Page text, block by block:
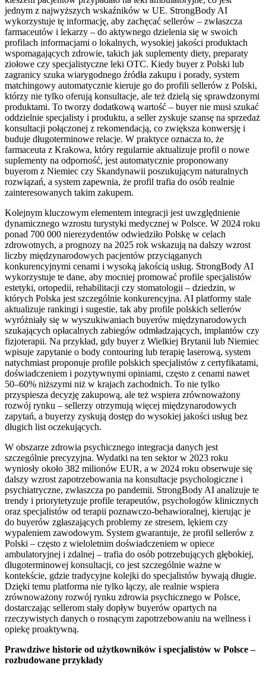
jednym z najwyższych wskaźników w UE. StrongBody AI
wykorzystuje tę informację, aby zachęcać sellerów – zwłaszcza
farmaceutów i lekarzy – do aktywnego dzielenia się w swoich
profilach informacjami o lokalnych, wysokiej jakości produktach
wspomagających zdrowie, takich jak suplementy diety, preparaty
ziołowe czy specjalistyczne leki OTC. Kiedy buyer z Polski lub
zagranicy szuka wiarygodnego źródła zakupu i porady, system
matchingowy automatycznie kieruje go do profili sellerów z Polski,
którzy nie tylko oferują konsultacje, ale też dzielą się sprawdzonymi
produktami. To tworzy dodatkową wartość – buyer nie musi szukać
oddzielnie specjalisty i produktu, a seller zyskuje szansę na sprzedaż
konsultacji połączonej z rekomendacją, co zwiększa konwersję i
buduje długoterminowe relacje. W praktyce oznacza to, że
farmaceuta z Krakowa, który regularnie aktualizuje profil o nowe
suplementy na odporność, jest automatycznie proponowany
buyerom z Niemiec czy Skandynawii poszukującym naturalnych
rozwiązań, a system zapewnia, że profil trafia do osób realnie
zainteresowanych takim zakupem.
Kolejnym kluczowym elementem integracji jest uwzględnienie
dynamicznego wzrostu turystyki medycznej w Polsce. W 2024 roku
ponad 700 000 nierezydentów odwiedziło Polskę w celach
zdrowotnych, a prognozy na 2025 rok wskazują na dalszy wzrost
liczby międzynarodowych pacjentów przyciąganych
konkurencyjnymi cenami i wysoką jakością usług. StrongBody AI
wykorzystuje te dane, aby mocniej promować profile specjalistów
estetyki, ortopedii, rehabilitacji czy stomatologii – dziedzin, w
których Polska jest szczególnie konkurencyjna. AI platformy stale
aktualizuje rankingi i sugestie, tak aby profile polskich sellerów
wyróżniały się w wyszukiwaniach buyerów międzynarodowych
szukających opłacalnych zabiegów odmładzających, implantów czy
fizjoterapii. Na przykład, gdy buyer z Wielkiej Brytanii lub Niemiec
wpisuje zapytanie o body contouring lub terapię laserową, system
natychmiast proponuje profile polskich specjalistów z certyfikatami,
doświadczeniem i pozytywnymi opiniami, często z cenami nawet
50–60% niższymi niż w krajach zachodnich. To nie tylko
przyspiesza decyzję zakupową, ale też wspiera zrównoważony
rozwój rynku – sellerzy otrzymują więcej międzynarodowych
zapytań, a buyerzy zyskują dostęp do wysokiej jakości usług bez
długich list oczekujących.
W obszarze zdrowia psychicznego integracja danych jest
szczególnie precyzyjna. Wydatki na ten sektor w 2023 roku
wyniosły około 382 milionów EUR, a w 2024 roku obserwuje się
dalszy wzrost zapotrzebowania na konsultacje psychologiczne i
psychiatryczne, zwłaszcza po pandemii. StrongBody AI analizuje te
trendy i priorytetyzuje profile terapeutów, psychologów klinicznych
oraz specjalistów od terapii poznawczo-behawioralnej, kierując je
do buyerów zgłaszających problemy ze stresem, lękiem czy
wypaleniem zawodowym. System gwarantuje, że profil sellerów z
Polski – często z wieloletnim doświadczeniem w opiece
ambulatoryjnej i zdalnej – trafia do osób potrzebujących głębokiej,
długoterminowej konsultacji, co jest szczególnie ważne w
kontekście, gdzie tradycyjne kolejki do specjalistów bywają długie.
Dzięki temu platforma nie tylko łączy, ale realnie wspiera
zrównoważony rozwój rynku zdrowia psychicznego w Polsce,
dostarczając sellerom stały dopływ buyerów opartych na
rzeczywistych danych o rosnącym zapotrzebowaniu na wellness i
opiekę proaktywną.
Prawdziwe historie od użytkowników i specjalistów w Polsce –
rozbudowane przykłady